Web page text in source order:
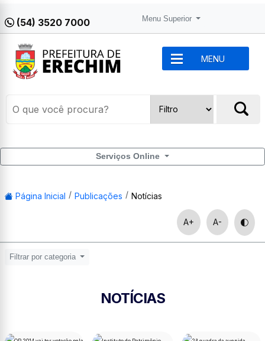
(54) 3520 7000 Menu Superior
MENU
Serviços Online
Página Inicial Publicações Notícias
A+ A-
Filtrar por categoria
NOTÍCIAS